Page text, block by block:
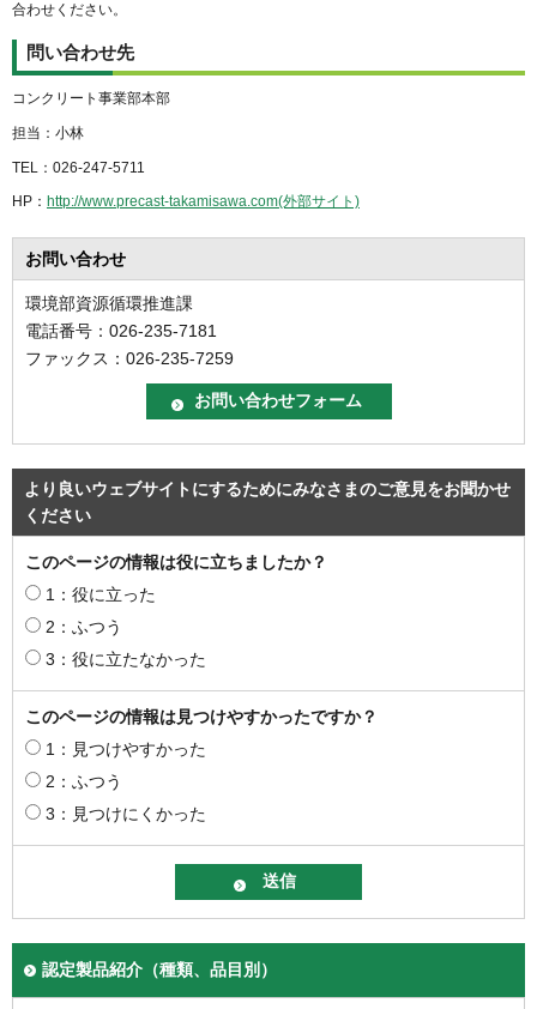
合わせください。
問い合わせ先
コンクリート事業部本部
担当：小林
TEL：026-247-5711
HP： http://www.precast-takamisawa.com(外部サイト)
お問い合わせ
環境部資源循環推進課
電話番号：026-235-7181
ファックス：026-235-7259
より良いウェブサイトにするためにみなさまのご意見をお聞かせ
ください
このページの情報は役に立ちましたか？
1：役に立った
2：ふつう
3：役に立たなかった
このページの情報は見つけやすかったですか？
1：見つけやすかった
2：ふつう
3：見つけにくかった
認定製品紹介（種類、品目別）